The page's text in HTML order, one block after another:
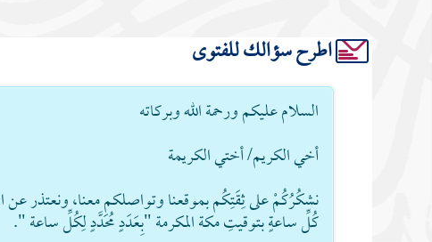
اطرح سؤالك للفتوى
السلام عليكم ورحمة الله وبركاته
أخي الكريم/ أختي الكريمة
نشكُرُكُمْ على ثِقَتِكُم بموقعنا وتواصلكم معنا، ونعتذر عن
كُلِّ ساعةٍ بتوقيتِ مكة المكرمة "بِعَدَدٍ مُحَدَّدٍ لِكُلِّ ساعة ".